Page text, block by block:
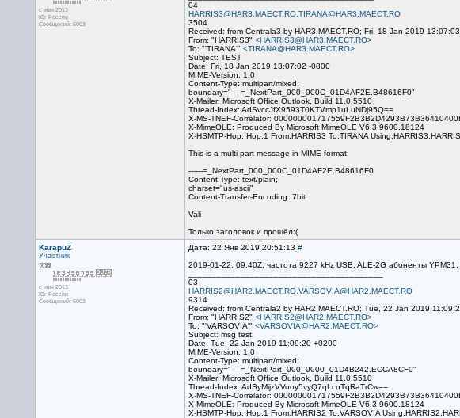
с июн 2013
Юг России
Сообщений: 6003
04
HARRIS3@HAR3.MAECT.RO,TIRANA@HAR3.MAECT.RO
3504
Received: from Centrala3 by HAR3.MAECT.RO; Fri, 18 Jan 2019
From: "HARRIS3" <HARRIS3@HAR3.MAECT.RO>
To: "'TIRANA'" <TIRANA@HAR3.MAECT.RO>
Subject: TEST
Date: Fri, 18 Jan 2019 13:07:02 -0800
MIME-Version: 1.0
Content-Type: multipart/mixed;
boundary="----=_NextPart_000_000C_01D4AF2E.B48616F0"
X-Mailer: Microsoft Office Outlook, Build 11.0.5510
Thread-Index: AdSvccJfX9593T0KTVmp1uLuNDj95Q==
X-MS-TNEF-Correlator:
X-MimeOLE: Produced By Microsoft MimeOLE V6.3.9600.18124
X-HSMTP-Hop: Hop:1 From:HARRIS3 To:TIRANA
This is a multi-part message in MIME format.
------=_NextPart_000_000C_01D4AF2E.B48616F0
Content-Type: text/plain;
charset="us-ascii"
Content-Transfer-Encoding: 7bit
Vali
Только заголовок и прошёл:(
KarapuZ
Участник
с июн 2013
Юг России
Сообщений: 6003
Дата: 22 Янв 2019 20:51:13 #
2019-01-22, 09:40Z, частота 9227 kHz USB. ALE-2G абоненты
03
HARRIS2@HAR2.MAECT.RO,VARSOVIA@HAR2.MAECT.RO
9314
Received: from Centrala2 by HAR2.MAECT.RO; Tue, 22 Jan 2019
From: "HARRIS2" <HARRIS2@HAR2.MAECT.RO>
To: "'VARSOVIA'" <VARSOVIA@HAR2.MAECT.RO>
Subject: msg test
Date: Tue, 22 Jan 2019 11:09:20 +0200
MIME-Version: 1.0
Content-Type: multipart/mixed;
boundary="----=_NextPart_000_0000_01D4B242.ECCA8CF0"
X-Mailer: Microsoft Office Outlook, Build 11.0.5510
Thread-Index: AdSyMijzVVooy5vyQ7qLcuTqRaTrCw==
X-MS-TNEF-Correlator:
X-MimeOLE: Produced By Microsoft MimeOLE V6.3.9600.18124
X-HSMTP-Hop: Hop:1 From:HARRIS2 To:VARSOVIA